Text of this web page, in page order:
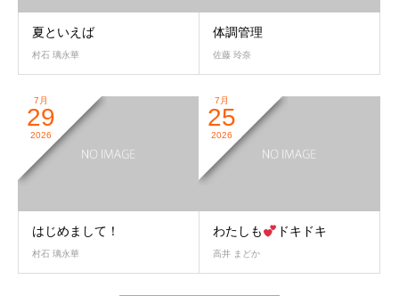
夏といえば
村石 璃永華
体調管理
佐藤 玲奈
7月
29
2026
はじめまして！
村石 璃永華
7月
25
2026
わたしも ドキドキ
高井 まどか